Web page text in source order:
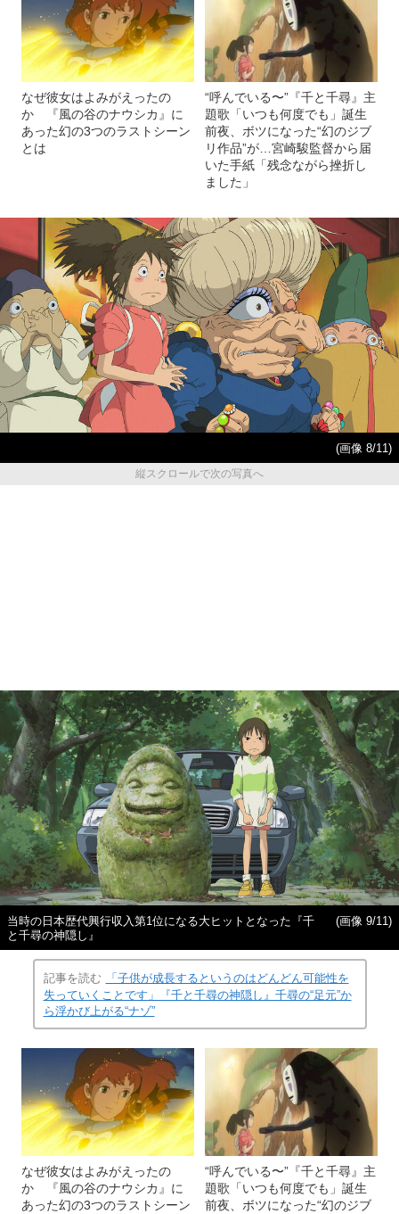
なぜ彼女はよみがえったの
か 『風の谷のナウシカ』に
あった幻の3つのラストシーン
とは
“呼んでいる〜”『千と千尋』主
題歌「いつも何度でも」誕生
前夜、ボツになった“幻のジブ
リ作品”が…宮崎駿監督から届
いた手紙「残念ながら挫折し
ました」
(画像 8/11)
縦スクロールで次の写真へ
当時の日本歴代興行収入第1位になる大ヒットとなった『千
と千尋の神隠し』
(画像 9/11)
記事を読む
「子供が成長するというのはどんどん可能性を
失っていくことです」『千と千尋の神隠し』千尋の“足元”か
ら浮かび上がる“ナゾ”
なぜ彼女はよみがえったの
か 『風の谷のナウシカ』に
あった幻の3つのラストシーン
“呼んでいる〜”『千と千尋』主
題歌「いつも何度でも」誕生
前夜、ボツになった“幻のジブ